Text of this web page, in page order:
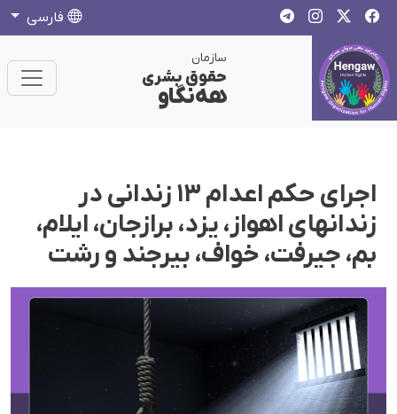
فارسی
سازمان
حقوق بشری
هەنگاو
اجرای حکم اعدام ۱۳ زندانی در
زندانهای اهواز، یزد، برازجان، ایلام،
بم، جیرفت، خواف، بیرجند و رشت